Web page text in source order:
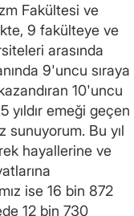
Fakültesi ve
9 fakülteye ve
arasında
9'uncu sıraya
10'uncu
yıldır emeği geçen
sunuyorum. Bu yıl
hayallerine ve
ise 16 bin 872
12 bin 730